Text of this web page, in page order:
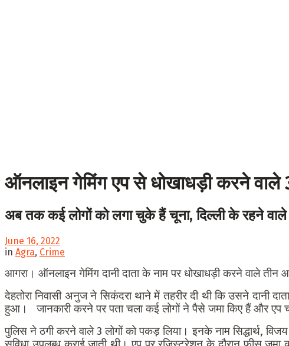
ऑनलाइन गेमिंग एप से धोखाधड़ी करने वाले
अब तक कई लोगों को लगा चुके हैं चूना, दिल्ली के रहने वाले
June 16, 2022
in Agra, Crime
आगरा। ऑनलाइन गेमिंग दानी दाता के नाम पर धोखाधड़ी करने वाले तीन
देहतोरा निवासी अनुज ने सिकंदरा थाने में तहरीर दी थी कि उसने दानी
हुआ। जानकारी करने पर पता चला कई लोगों ने पैसे जमा किए हैं और एप
पुलिस ने ठगी करने वाले 3 लोगों को पकड़ लिया। इनके नाम सिद्धार्थ,